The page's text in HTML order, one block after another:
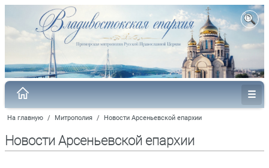
На главную / Митрополия / Новости Арсеньевской епархии
Новости Арсеньевской епархии